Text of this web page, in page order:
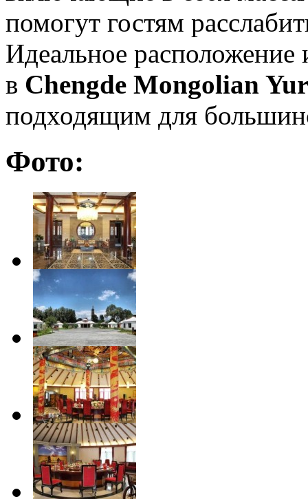
помогут гостям
Идеальное расположение
в Chengde Mongolian
подходящим для
Фото: